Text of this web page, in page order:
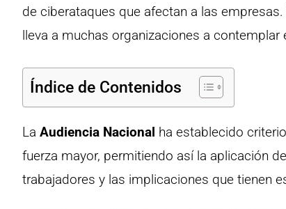
de ciberataques que afectan a las
lleva a muchas organizaciones a
Índice de Contenidos
La Audiencia Nacional ha establecido
fuerza mayor, permitiendo así la aplicación
trabajadores y las implicaciones que tienen